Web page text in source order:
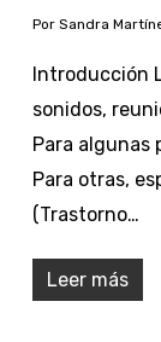
Por Sandra
Introducción
sonidos,
Para algunas
Para otras,
(Trastorno…
Leer más